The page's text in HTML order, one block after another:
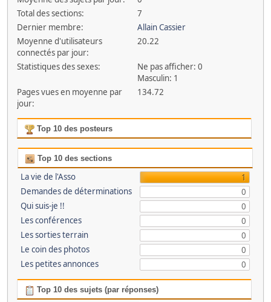
Total des sections:
7
Dernier membre:
Allain Cassier
Moyenne d'utilisateurs
connectés par jour:
20.22
Statistiques des sexes:
Ne pas afficher: 0
Masculin: 1
Pages vues en moyenne par
jour:
134.72
Top 10 des posteurs
Top 10 des sections
La vie de l'Asso
1
Demandes de déterminations
0
Qui suis-je !!
0
Les conférences
0
Les sorties terrain
0
Le coin des photos
0
Les petites annonces
0
Top 10 des sujets (par réponses)